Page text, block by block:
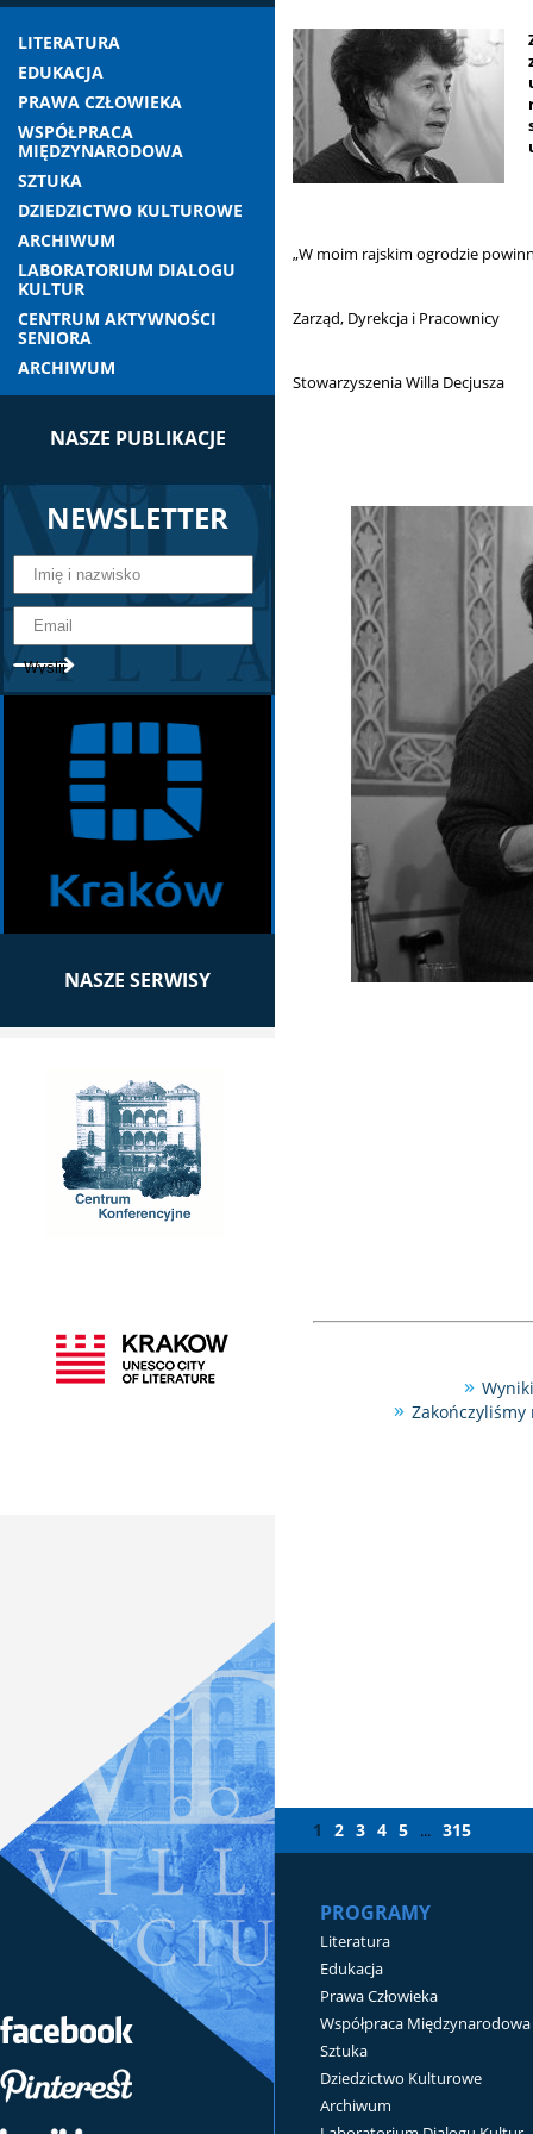
LITERATURA
EDUKACJA
PRAWA CZŁOWIEKA
WSPÓŁPRACA
MIĘDZYNARODOWA
SZTUKA
DZIEDZICTWO KULTUROWE
ARCHIWUM
LABORATORIUM DIALOGU
KULTUR
CENTRUM AKTYWNOŚCI
SENIORA
ARCHIWUM
NASZE PUBLIKACJE
NEWSLETTER
NASZE SERWISY
„W moim rajskim ogrodzie
Zarząd, Dyrekcja i Pracownicy
Stowarzyszenia Willa Decjusza
1 2 3 4 5 ... 315
PROGRAMY
Literatura
Edukacja
Prawa Człowieka
Współpraca Międzynarodowa
Sztuka
Dziedzictwo Kulturowe
Archiwum